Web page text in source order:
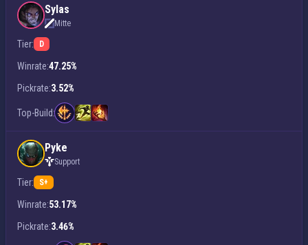
Sylas
Mitte
Tier: D
Winrate:47.25%
Pickrate:3.52%
Top-Build:
Pyke
Support
Tier: S+
Winrate:53.17%
Pickrate:3.46%